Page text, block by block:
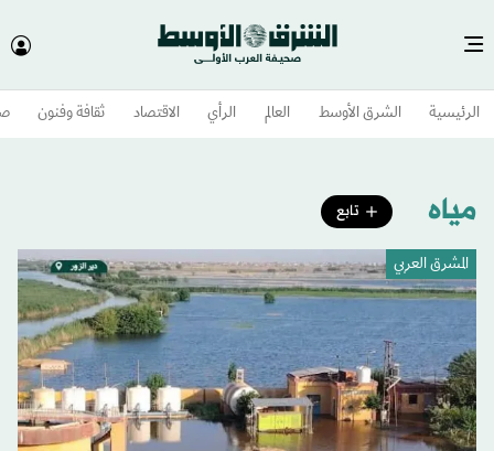
الرئيسية الشرق الأوسط​ العالم الرأي الاقتصاد ثقافة وفنون
مياه تابع
المشرق العربي